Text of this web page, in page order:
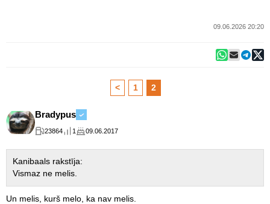
09.06.2026 20:20
< 1 2
Bradypus
23864 1 09.06.2017
Kanibaals rakstīja:
Vismaz ne melis.
Un melis, kurš melo, ka nav melis.